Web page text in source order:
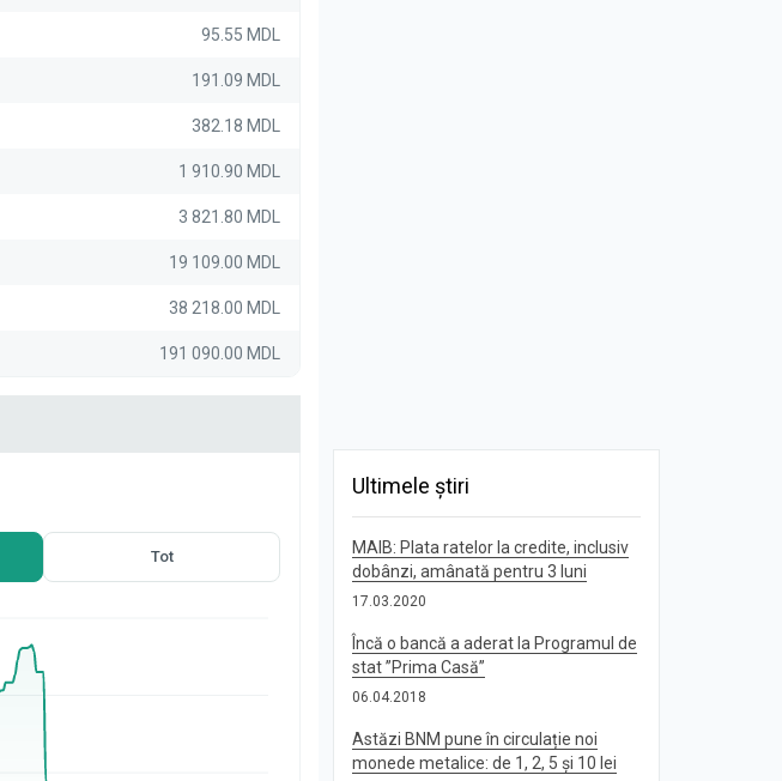
95.55 MDL
191.09 MDL
382.18 MDL
1 910.90 MDL
3 821.80 MDL
19 109.00 MDL
38 218.00 MDL
191 090.00 MDL
Tot
Ultimele știri
MAIB: Plata ratelor la credite, inclusiv
dobânzi, amânată pentru 3 luni
17.03.2020
Încă o bancă a aderat la Programul de
stat ”Prima Casă”
06.04.2018
Astăzi BNM pune în circulație noi
monede metalice: de 1, 2, 5 și 10 lei